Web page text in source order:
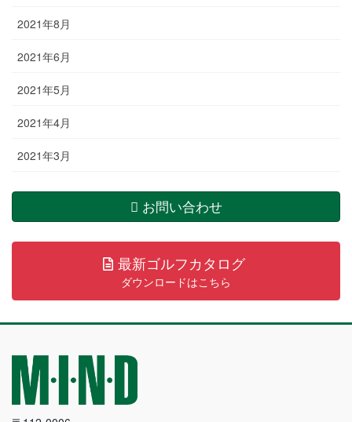
2021年8月
2021年6月
2021年5月
2021年4月
2021年3月
お問い合わせ
最新ゴルフカタログ
ダウンロードはこちら